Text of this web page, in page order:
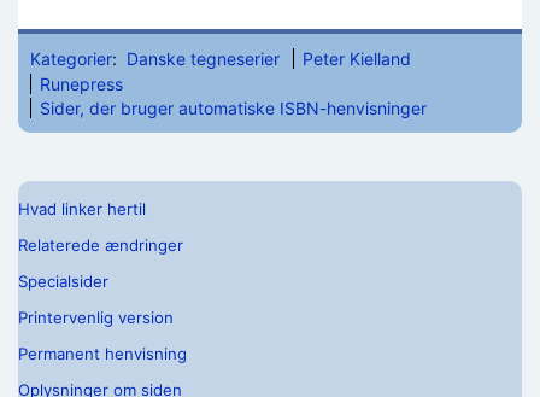
Kategorier: Danske tegneserier
Peter Kielland
Runepress
Sider, der bruger automatiske ISBN-henvisninger
Hvad linker hertil
Relaterede ændringer
Specialsider
Printervenlig version
Permanent henvisning
Oplysninger om siden